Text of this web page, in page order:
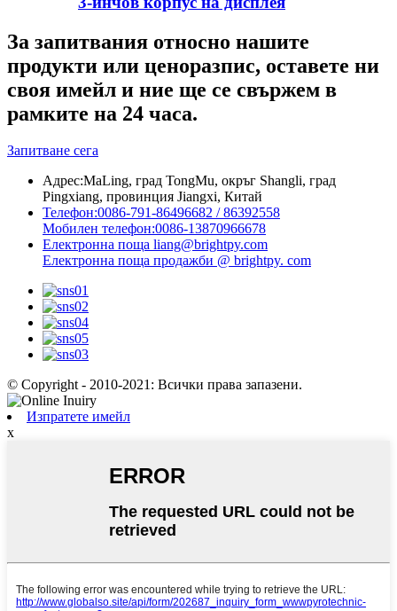
За запитвания относно нашите
продукти или ценоразпис, оставете ни
своя имейл и ние ще се свържем в
рамките на 24 часа.
Запитване сега
Адрес:MaLing, град TongMu, окръг Shangli, град
Pingxiang, провинция Jiangxi, Китай
Телефон:0086-791-86496682 / 86392558
Мобилен телефон:0086-13870966678
Електронна поща liang@brightpy.com
Електронна поща продажби @ brightpy. com
© Copyright - 2010-2021: Всички права запазени.
Изпратете имейл
x